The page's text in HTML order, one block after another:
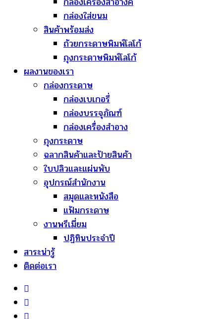
กล่องใส่ขนม
สินค้าพร้อมส่ง
ถ้วยกระดาษพิมพ์โลโก้
ถุงกระดาษพิมพ์โลโก้
ผลงานของเรา
กล่องกระดาษ
กล่องเบเกอรี่
กล่องบรรจุภัณฑ์
กล่องเครื่องสำอาง
ถุงกระดาษ
ฉลากสินค้าและป้ายสินค้า
ใบปลิวและแผ่นพับ
อุปกรณ์สำนักงาน
สมุดและหนังสือ
แฟ้มกระดาษ
งานพรีเมี่ยม
ปฏิทินประจำปี
สาระน่ารู้
ติดต่อเรา